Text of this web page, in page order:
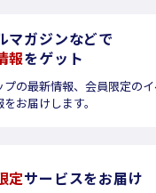
マガジンなどで
報をゲット
プの最新情報、会員限定の
お届けします。
定サービスをお届け